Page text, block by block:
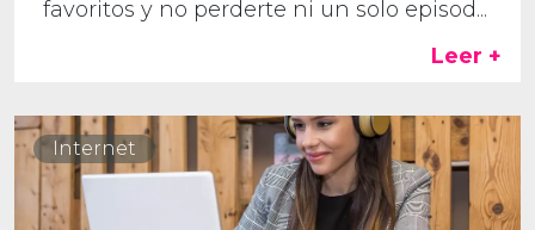
favoritos y no perderte ni un solo episod...
Leer +
Internet